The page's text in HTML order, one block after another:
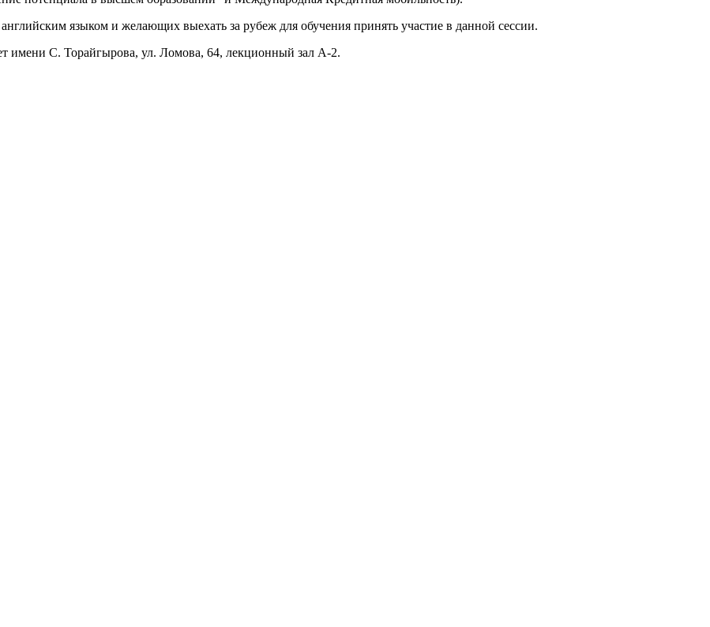
языком и желающих выехать за рубеж для обучения принять участие в данной сессии.
имени С. Торайгырова, ул. Ломова, 64, лекционный зал А-2.